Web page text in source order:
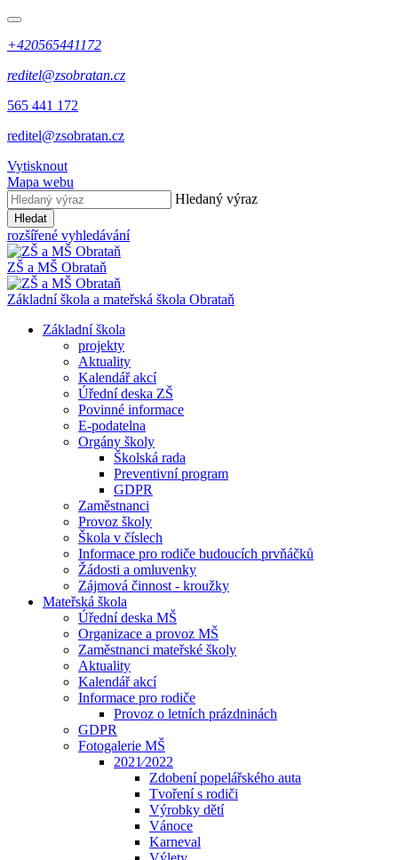
+420565441172
reditel@zsobratan.cz
565 441 172
reditel@zsobratan.cz
Vytisknout
Mapa webu
Hledaný výraz
Hledat
rozšířené vyhledávání
ZŠ a MŠ Obrataň
Základní škola a mateřská škola Obrataň
Základní škola
projekty
Aktuality
Kalendář akcí
Úřední deska ZŠ
Povinné informace
E-podatelna
Orgány školy
Školská rada
Preventivní program
GDPR
Zaměstnanci
Provoz školy
Škola v číslech
Informace pro rodiče budoucích prvňáčků
Žádosti a omluvenky
Zájmová činnost - kroužky
Mateřská škola
Úřední deska MŠ
Organizace a provoz MŠ
Zaměstnanci mateřské školy
Aktuality
Kalendář akcí
Informace pro rodiče
Provoz o letních prázdninách
GDPR
Fotogalerie MŠ
2021⁄2022
Zdobení popelářského auta
Tvoření s rodiči
Výrobky dětí
Vánoce
Karneval